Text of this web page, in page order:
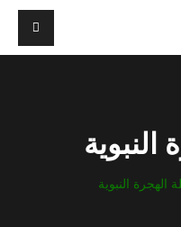
النبوية
الهجرة النبوية